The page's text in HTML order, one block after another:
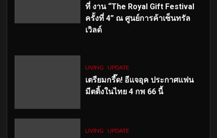
ที่ งาน “The Royal Gift Festival
ครั้งที่ 4” ณ ศูนย์การค้าเซ็นทรัล
เวิลด์
LIVING UPDATE
เตรียมกรี๊ด! อีแจอุค ประกาศแฟน
มีตติ้งในไทย 4 กพ 66 นี้
LIVING UPDATE